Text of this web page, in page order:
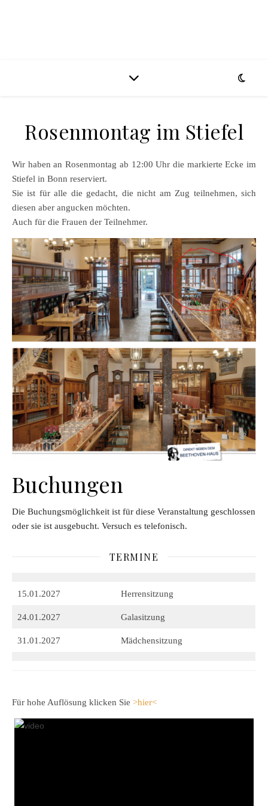
Rosenmontag im Stiefel
Wir haben an Rosenmontag ab 12:00 Uhr die markierte Ecke im
Stiefel in Bonn reserviert.
Sie ist für alle die gedacht, die nicht am Zug teilnehmen, sich
diesen aber angucken möchten.
Auch für die Frauen der Teilnehmer.
Buchungen
Die Buchungsmöglichkeit ist für diese Veranstaltung geschlossen
oder sie ist ausgebucht. Versuch es telefonisch.
TERMINE
15.01.2027 Herrensitzung
24.01.2027 Galasitzung
31.01.2027 Mädchensitzung
Für hohe Auflösung klicken Sie >hier<